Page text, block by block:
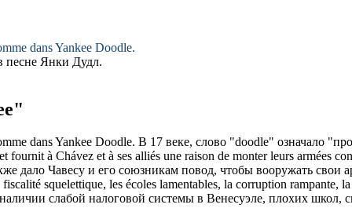
dansYankee Doodle.
песне Янки Дудл.
dansYankee Doodle. В 17 веке, слово "doodle" означало
à Chávez et à ses alliés une raison de monter leurs armées
дало Чавесу и его союзникам повод, чтобы вооружать
squelettique, les écoles lamentables, la corruption rampante,
слабой налоговой системы в Венесуэле, плохих